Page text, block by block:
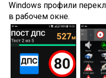
Windows профили
в рабочем окне.